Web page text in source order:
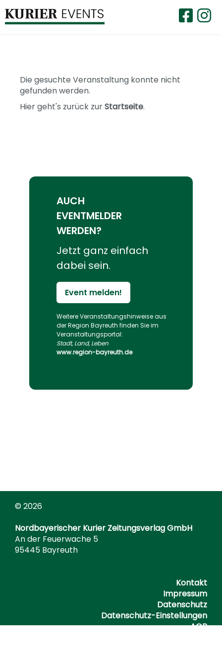
Die gesuchte Veranstaltung konnte nicht
gefunden werden.
Hier geht's zurück zurStartseite.
AUCH
EVENTMELDER
WERDEN?
Jetzt ganz einfach
dabei sein.
Event melden!
Weitere Veranstaltungs­hinweise aus
der Region Bayreuth finden Sie im
Veranstaltungs­portal:
Stadt, Land, Leben
www.region-bayreuth.de
© 2026
Nordbayerischer Kurier Zeitungsverlag GmbH
An der Feuerwache 5
95445 Bayreuth
Kontakt
Impressum
Datenschutz
Datenschutz-Einstellungen
AGB